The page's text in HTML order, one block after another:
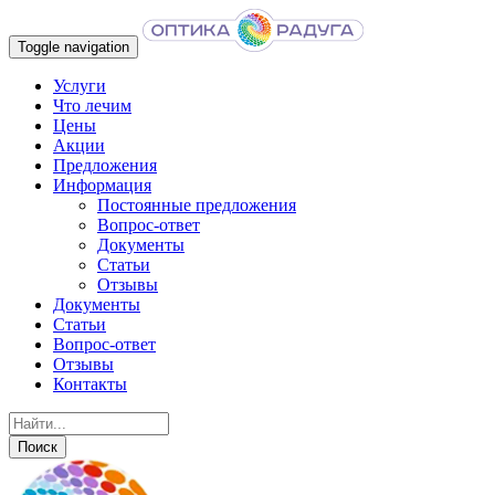
Toggle navigation
Услуги
Что лечим
Цены
Акции
Предложения
Информация
Постоянные предложения
Вопрос-ответ
Документы
Статьи
Отзывы
Документы
Статьи
Вопрос-ответ
Отзывы
Контакты